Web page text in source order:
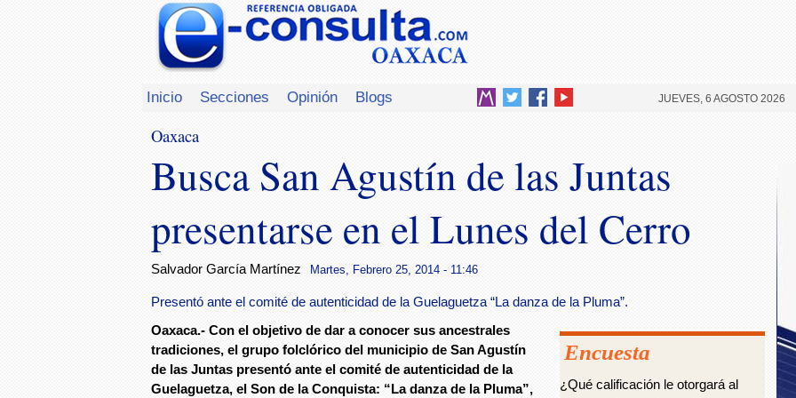
Inicio Secciones Opinión Blogs JUEVES, 6 AGOSTO 2026
Oaxaca
Busca San Agustín de las Juntas
presentarse en el Lunes del Cerro
Salvador García Martínez Martes, Febrero 25, 2014 - 11:46
Presentó ante el comité de autenticidad de la Guelaguetza “La danza de la Pluma”.
Oaxaca.- Con el objetivo de dar a conocer sus ancestrales
tradiciones, el grupo folclórico del municipio de San Agustín
de las Juntas presentó ante el comité de autenticidad de la
Guelaguetza, el Son de la Conquista: “La danza de la Pluma”,
Encuesta
¿Qué calificación le otorgará al